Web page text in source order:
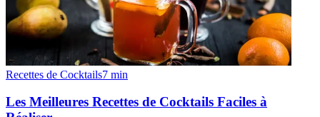
Recettes de Cocktails7 min
Les Meilleures Recettes de Cocktails Faciles à